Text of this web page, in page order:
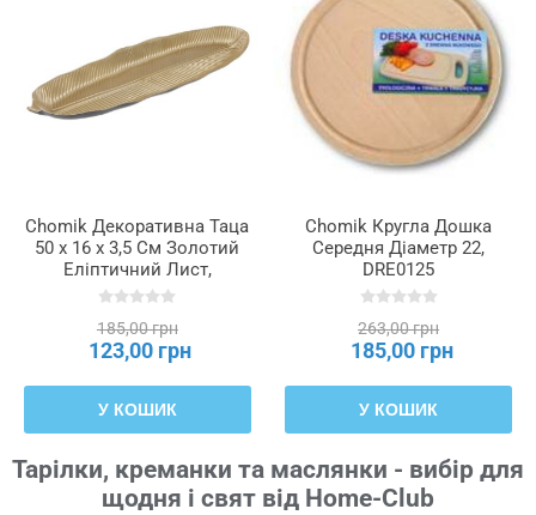
Chomik Декоративна Таца
50 x 16 x 3,5 См Золотий
Еліптичний Лист,
VEN7830
185,00 грн
123,00 грн
У КОШИК
Chomik Кругла Дошка
Середня Діаметр 22,
DRE0125
263,00 грн
185,00 грн
У КОШИК
Тарілки, креманки та маслянки - вибір для
щодня і свят від Home-Club